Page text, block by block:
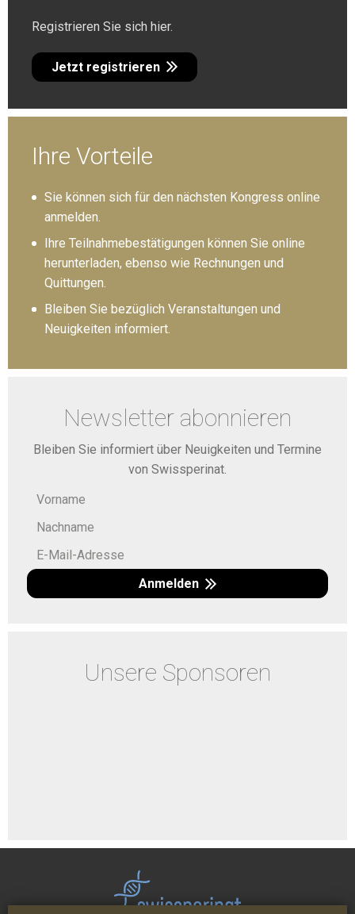
Registrieren Sie sich hier.
Jetzt registrieren
Ihre Vorteile
Sie können sich für den nächsten Kongress online
anmelden.
Ihre Teilnahmebestätigungen können Sie online
herunterladen, ebenso wie Rechnungen und
Quittungen.
Bleiben Sie bezüglich Veranstaltungen und
Neuigkeiten informiert.
Newsletter abonnieren
Bleiben Sie informiert über Neuigkeiten und Termine
von Swissperinat.
Anmelden
Unsere Sponsoren